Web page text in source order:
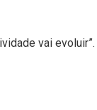
vai evoluir”.